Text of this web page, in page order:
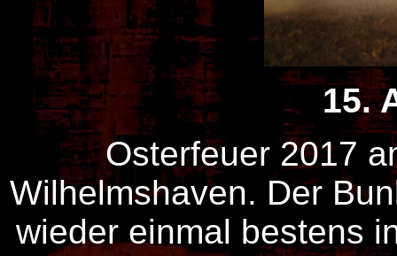
15.
Osterfeuer 2017
Wilhelmshaven. Der
wieder einmal bestens